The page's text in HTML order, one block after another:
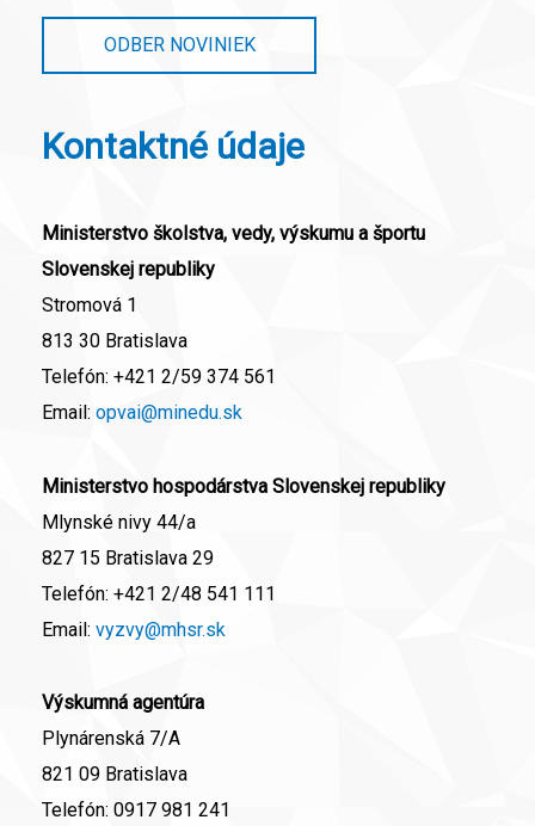
ODBER NOVINIEK
Kontaktné údaje
Ministerstvo školstva, vedy, výskumu a športu
Slovenskej republiky
Stromová 1
813 30 Bratislava
Telefón: +421 2/59 374 561
Email: opvai@minedu.sk
Ministerstvo hospodárstva Slovenskej republiky
Mlynské nivy 44/a
827 15 Bratislava 29
Telefón: +421 2/48 541 111
Email: vyzvy@mhsr.sk
Výskumná agentúra
Plynárenská 7/A
821 09 Bratislava
Telefón: 0917 981 241